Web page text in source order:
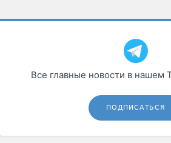
Все главные новости в нашем
ПОДПИСАТЬСЯ